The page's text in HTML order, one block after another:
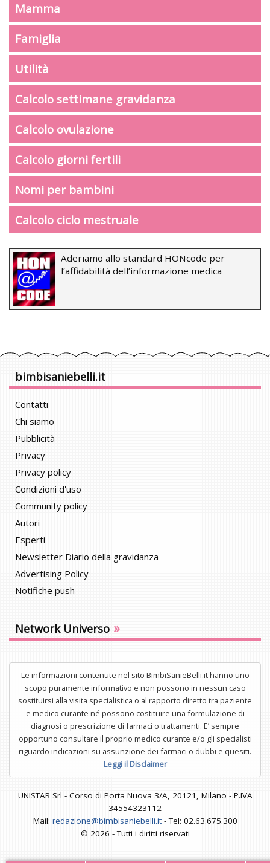
Mamma
Famiglia
Utilità
Calcolo settimane gravidanza
Calcolo ovulazione
Calcolo giorni fertili
Nomi per bambini
Calcolo ciclo mestruale
Aderiamo allo standard HONcode per
l’affidabilità dell’informazione medica
bimbisaniebelli.it
Contatti
Chi siamo
Pubblicità
Privacy
Privacy policy
Condizioni d'uso
Community policy
Autori
Esperti
Newsletter Diario della gravidanza
Advertising Policy
Notifiche push
Network Universo »
Le informazioni contenute nel sito BimbiSanieBelli.it hanno uno
scopo puramente informativo e non possono in nessun caso
sostituirsi alla visita specialistica o al rapporto diretto tra paziente
e medico curante né possono costituire una formulazione di
diagnosi o prescrizione di farmaci o trattamenti. E’ sempre
opportuno consultare il proprio medico curante e/o gli specialisti
riguardo indicazioni su assunzione dei farmaci o dubbi e quesiti.
Leggi il Disclaimer
UNISTAR Srl - Corso di Porta Nuova 3/A, 20121, Milano - P.IVA
34554323112
Mail: redazione@bimbisaniebelli.it- Tel: 02.63.675.300
© 2026 - Tutti i diritti riservati